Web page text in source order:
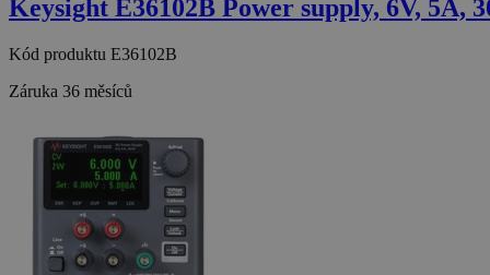
Keysight E36102B Power supply, 6V, 5A,
Kód produktu E36102B
Záruka 36 měsíců